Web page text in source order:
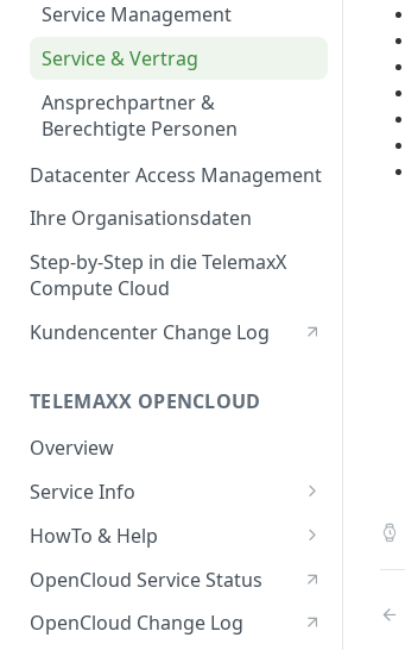
Service Management
Service & Vertrag
Ansprechpartner &
Berechtigte Personen
Datacenter Access Management
Ihre Organisationsdaten
Step-by-Step in die TelemaxX
Compute Cloud
Kundencenter Change Log
TELEMAXX OPENCLOUD
Overview
Service Info
Service Portal
Service Access & Ports
Projects & User Roles
HowTo & Help
Generell
Compute
OpenCloud Service Status
OpenCloud Change Log